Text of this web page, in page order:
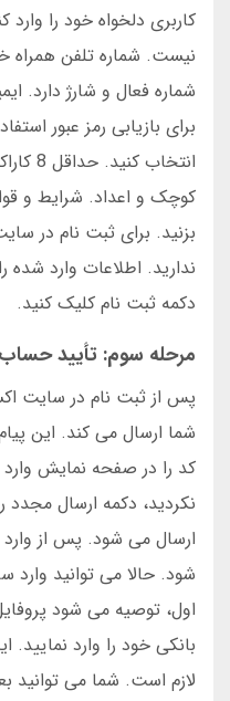
کاربری دلخواه خود را وارد
نیست. شماره تلفن همراه
شماره فعال و شارژ دارد.
برای بازیابی رمز عبور
کوچک و اعداد. شرایط و
بزنید. برای ثبت نام در
ندارید. اطلاعات وارد
دکمه ثبت نام کلیک کنید.
مرحله سوم: تأیید
پس از ثبت نام در سایت
کد را در صفحه نمایش وارد
نکردید، دکمه ارسال مجدد
ارسال می شود. پس از
شود. حالا می توانید
اول، توصیه می شود
بانکی خود را وارد
لازم است. شما می توانید